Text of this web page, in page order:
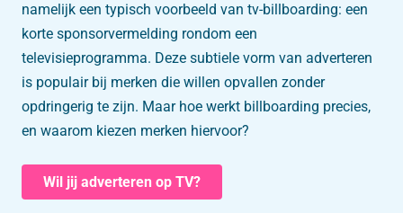
namelijk een typisch voorbeeld van tv-billboarding: een
korte sponsorvermelding rondom een
televisieprogramma. Deze subtiele vorm van adverteren
is populair bij merken die willen opvallen zonder
opdringerig te zijn. Maar hoe werkt billboarding precies,
en waarom kiezen merken hiervoor?
Wil jij adverteren op TV?